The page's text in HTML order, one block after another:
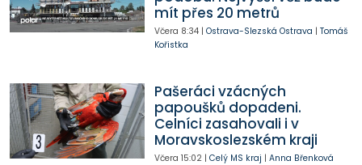
mít přes 20 metrů
Včera 8:34| Ostrava-Slezská Ostrava | Tomáš
Kořistka
Pašeráci vzácných
papoušků dopadeni.
Celníci zasahovali i v
Moravskoslezském kraji
Včera 15:02| Celý MS kraj | Anna Břenková